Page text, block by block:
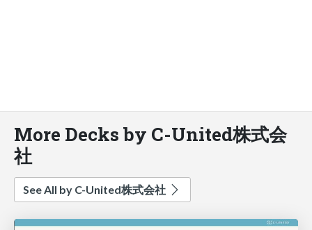
More Decks by C-United株式会
社
See All by C-United株式会社